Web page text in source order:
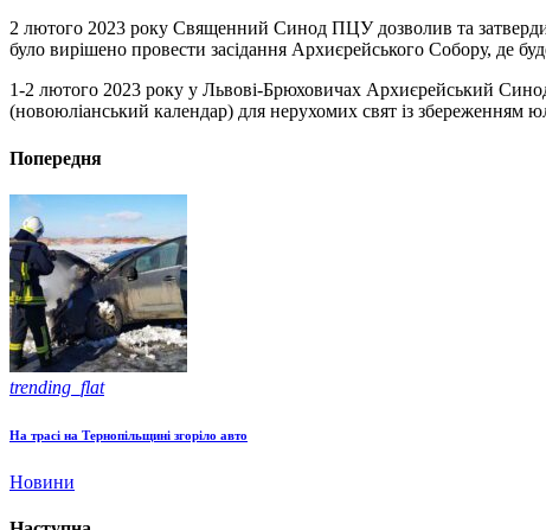
2 лютого 2023 року Священний Синод ПЦУ дозволив та
було вирішено провести засідання Архиєрейського Собору, де
1-2 лютого 2023 року у Львові-Брюховичах Архиєрейський
(новоюліанський календар) для нерухомих свят із збереженням
Попередня
trending_flat
На трасі на Тернопільщині згоріло авто
Новини